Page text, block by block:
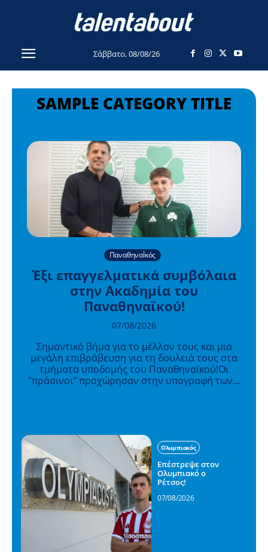
Σάββατο, 08/08/26
SAMPLE CATEGORY TITLE
ΠαναθηναΪκός
Έξι επαγγελματικά συμβόλαια
στην Ακαδημία του
Παναθηναϊκού!
07/08/2026
Σημαντικό βήμα για το μέλλον τους και μια
μεγάλη επιβράβευση για τη δουλειά τους στα
τμήματα υποδομής του Παναθηναϊκού!Οι
"πράσινοι" προχώρησαν στην υπογραφή των...
Ολυμπιακός
Επέστρεψε στον
Ολυμπιακό ο
Ρέτσος!
07/08/2026